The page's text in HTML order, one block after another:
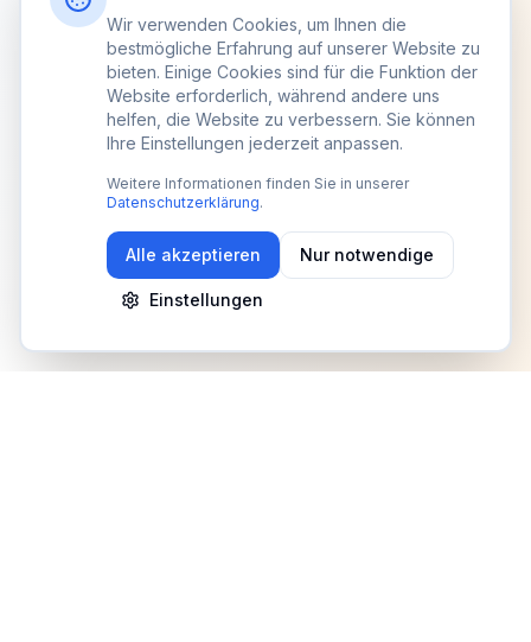
Wir verwenden Cookies, um Ihnen die
bestmögliche Erfahrung auf unserer Website zu
bieten. Einige Cookies sind für die Funktion der
Website erforderlich, während andere uns
helfen, die Website zu verbessern. Sie können
Ihre Einstellungen jederzeit anpassen.
Weitere Informationen finden Sie in unserer
Datenschutzerklärung.
Alle akzeptieren Nur notwendige
Einstellungen